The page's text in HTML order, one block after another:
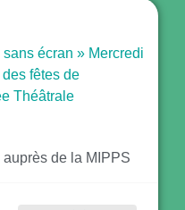
écran » Mercredi
fêtes de
Théâtrale
de la MIPPS